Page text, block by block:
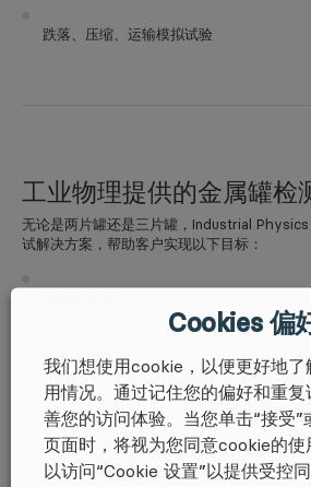
跌落、压缩、运输模拟试验
工业物理提供的金属罐检
无论是两片罐还是三片罐，Industrial
试解决方案 ，帮助客户实现以下目标：
缩短调试时间
优化生产工艺
提高产品一致性和合规性
Cookies 偏
我们想使用cookie，以便更好地了
用情况。通过记住您的偏好和重
善您的访问体验。当您单击“接受
页面时，将视为您同意cookie的
以访问“Cookie 设置”以提供受控